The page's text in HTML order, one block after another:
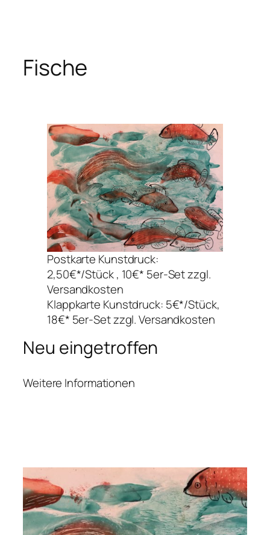
Fische
Postkarte Kunstdruck:
2,50€*/Stück , 10€* 5er-Set zzgl.
Versandkosten
Klappkarte Kunstdruck: 5€*/Stück,
18€* 5er-Set zzgl. Versandkosten
Neu eingetroffen
Weitere Informationen